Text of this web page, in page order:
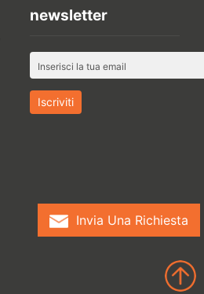
newsletter
Invia Una Richiesta